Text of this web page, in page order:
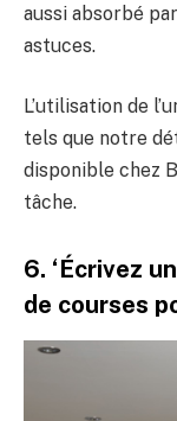
aussi absorbé
astuces.
L’utilisation de
tels que notre
disponible chez
tâche.
6. ‘Écrivez
de courses